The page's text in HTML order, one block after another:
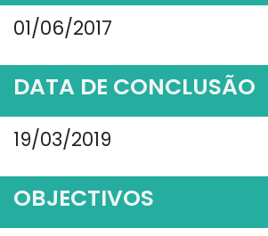
DATA DE CONCLUSÃO
01/06/2017
19/03/2019
OBJECTIVOS